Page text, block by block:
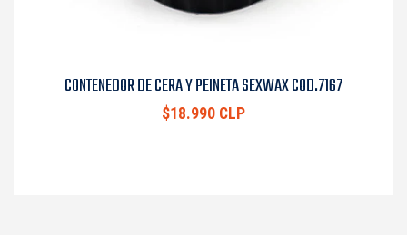
CONTENEDOR DE CERA Y PEINETA SEXWAX COD.7167
$18.990 CLP